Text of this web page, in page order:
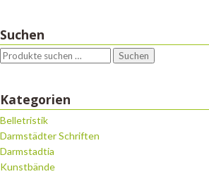
Suchen
Suchen
Kategorien
Belletristik
Darmstädter Schriften
Darmstadtia
Kunstbände